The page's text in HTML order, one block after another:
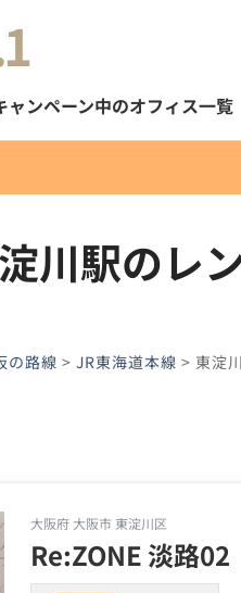
ャンペーン中のオフィス一覧
の路線 > JR東海道本線 > 東淀
川駅のレ
大阪府 大阪市 東淀川区
Re:ZONE 淡路02